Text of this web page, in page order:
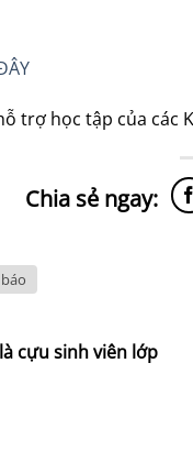
trợ học tập của các
cựu sinh viên lớp